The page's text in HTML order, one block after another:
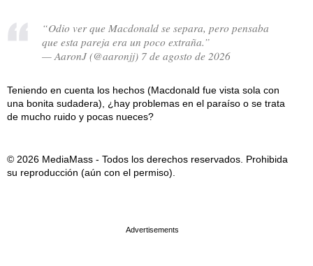
“Odio ver que Macdonald se separa, pero pensaba
que esta pareja era un poco extraña.”
— AaronJ (@aaronjj) 7 de agosto de 2026
Teniendo en cuenta los hechos (Macdonald fue vista sola con
una bonita sudadera), ¿hay problemas en el paraíso o se trata
de mucho ruido y pocas nueces?
© 2026 MediaMass - Todos los derechos reservados. Prohibida
su reproducción (aún con el permiso).